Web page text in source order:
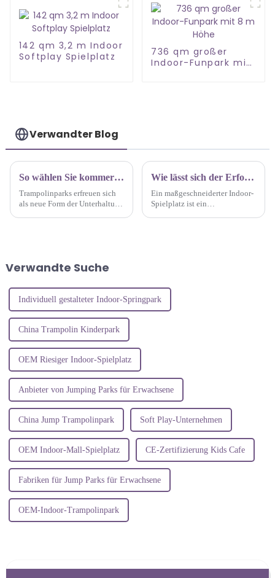
142 qm 3,2 m Indoor
Softplay Spielplatz
736 qm großer
Indoor-Funpark mit
Verwandter Blog
So wählen Sie kommerzielle Trampolinausrüstung für Ihren Trampolinpark aus
Trampolinparks erfreuen sich
als neue Form der Unterhaltung
Trampolinparkbetreiber eine
Wie lässt sich der Erfolg eines maßgeschneiderten Indoor-Spielplatzes bestimmen?
Ein maßgeschneiderter Indoor-
Spielplatz ist ein
Verwandte Suche
Individuell gestalteter Indoor-Springpark
China Trampolin Kinderpark
OEM Riesiger Indoor-Spielplatz
Anbieter von Jumping Parks für Erwachsene
China Jump Trampolinpark Soft Play-Unternehmen
OEM Indoor-Mall-Spielplatz CE-Zertifizierung Kids Cafe
Fabriken für Jump Parks für Erwachsene
OEM-Indoor-Trampolinpark